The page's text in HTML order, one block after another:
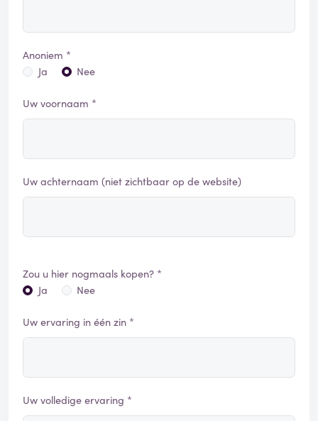
Anoniem *
Ja
Nee
Uw voornaam *
Uw achternaam (niet zichtbaar op de website)
Zou u hier nogmaals kopen? *
Ja
Nee
Uw ervaring in één zin *
Uw volledige ervaring *